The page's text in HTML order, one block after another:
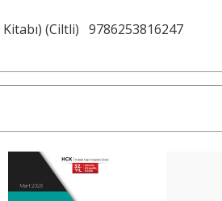
(Ciltli) 9786253816247